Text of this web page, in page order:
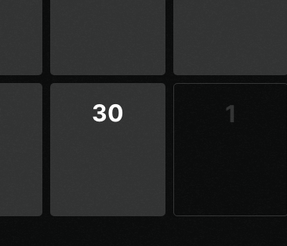
30 1